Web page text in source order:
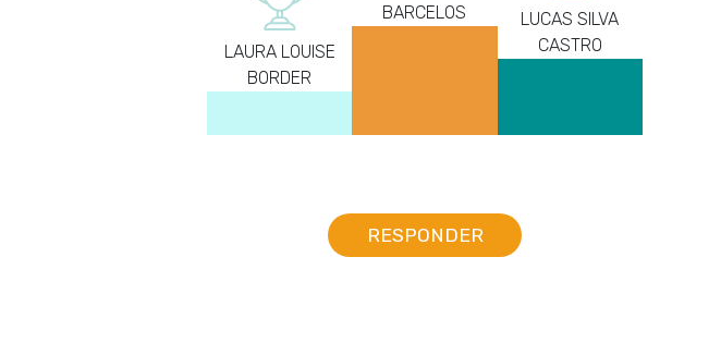
LAURA LOUISE
BORDER
BARCELOS
LUCAS SILVA
CASTRO
RESPONDER